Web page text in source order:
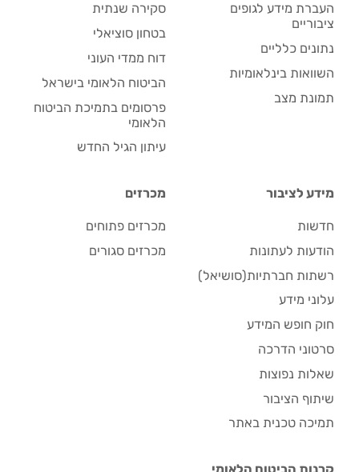
העברת מידע לגופים
ציבוריים
נתונים כלליים
השוואות בינלאומיות
תמונת מצב
סקירה שנתית
בטחון סוציאלי
דוח ממדי העוני
הביטוח הלאומי בישראל
פרסומים בתמיכת הביטוח
הלאומי
עיתון הגיל החדש
מידע לציבור
חדשות
הודעות לעתונות
רשתות חברתיות(סושיאל)
עלוני מידע
חוק חופש המידע
סרטוני הדרכה
שאלות נפוצות
שיתוף הציבור
תמיכה טכנית באתר
מכרזים
מכרזים פתוחים
מכרזים סגורים